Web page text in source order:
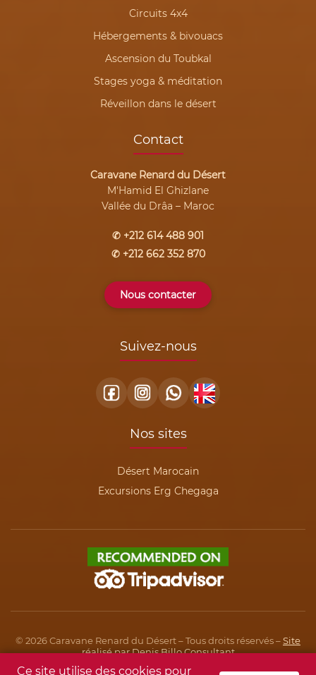
Circuits 4x4
Hébergements & bivouacs
Ascension du Toubkal
Stages yoga & méditation
Réveillon dans le désert
Contact
Caravane Renard du Désert
M'Hamid El Ghizlane
Vallée du Drâa – Maroc
✆ +212 614 488 901
✆ +212 662 352 870
Nous contacter
Suivez-nous
Nos sites
Désert Marocain
Excursions Erg Chegaga
© 2026 Caravane Renard du Désert – Tous droits réservés –Site
réalisé par Denis Billo Consultant
Ce site utilise des cookies pour